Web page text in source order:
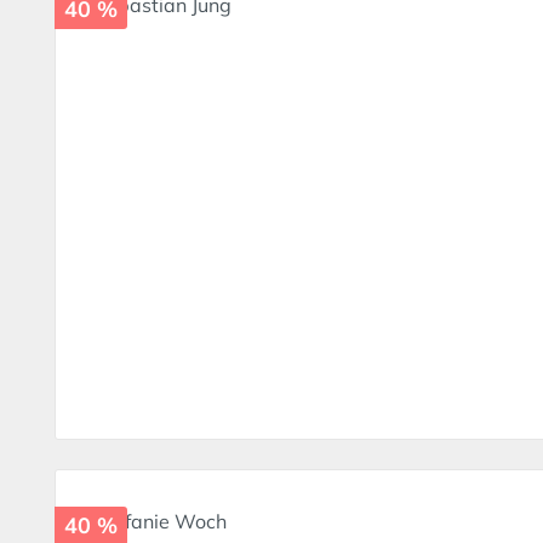
40 %
40 %